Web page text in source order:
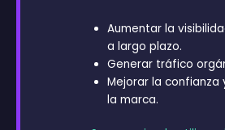
Aumentar la
a largo plazo.
Generar tráfico
Mejorar la confianza
la marca.